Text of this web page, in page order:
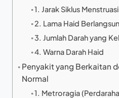
1. Jarak Siklus Menstruasi
2. Lama Haid
3. Jumlah Darah yang
4. Warna Darah Haid
Penyakit yang Berkaitan
Normal
1. Metroragia